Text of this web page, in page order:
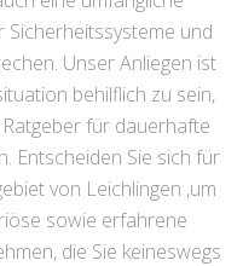
und
Unser Anliegen ist
behilflich zu sein,
für dauerhafte
Entscheiden Sie sich für
von Leichlingen ,um
sowie erfahrene
die Sie keineswegs